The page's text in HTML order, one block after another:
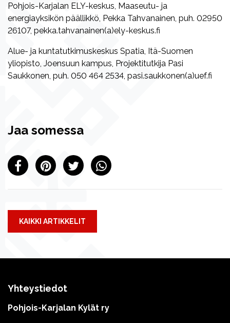
Pohjois-Karjalan ELY-keskus, Maaseutu- ja
energiayksikön päällikkö, Pekka Tahvanainen, puh. 02950
26107, pekka.tahvanainen(a)ely-keskus.fi
Alue- ja kuntatutkimuskeskus Spatia, Itä-Suomen
yliopisto, Joensuun kampus, Projektitutkija Pasi
Saukkonen, puh. 050 464 2534, pasi.saukkonen(a)uef.fi
Jaa somessa
KAIKKI ARTIKKELIT
Yhteystiedot
Pohjois-Karjalan Kylät ry